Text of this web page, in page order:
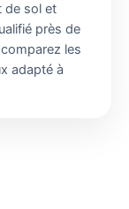
de sol et
près de
les
adapté à